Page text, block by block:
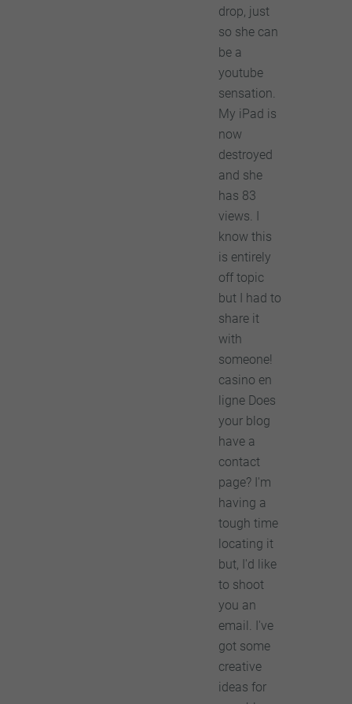
drop, just
so she can
be a
youtube
sensation.
My iPad is
now
destroyed
and she
has 83
views. I
know this
is entirely
off topic
but I had to
share it
with
someone!
casino en
ligne Does
your blog
have a
contact
page? I'm
having a
tough time
locating it
but, I'd like
to shoot
you an
email. I've
got some
creative
ideas for